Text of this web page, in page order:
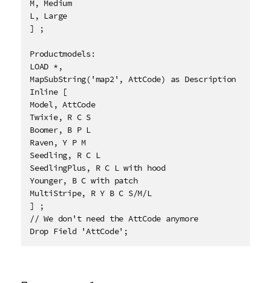
M, Medium
L, Large
] ;
Productmodels:
LOAD *,
MapSubString('map2', AttCode) as Description
Inline [
Model, AttCode
Twixie, R C S
Boomer, B P L
Raven, Y P M
Seedling, R C L
SeedlingPlus, R C L with hood
Younger, B C with patch
MultiStripe, R Y B C S/M/L
] ;
// We don't need the AttCode anymore
Drop Field 'AttCode';